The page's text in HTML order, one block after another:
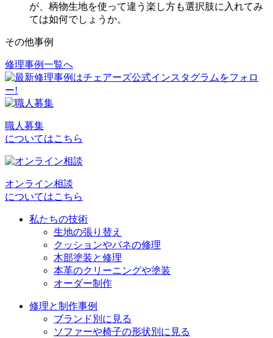
が、柄物生地を使って違う楽し方も選択肢に入れてみ
ては如何でしょうか。
その他事例
投
稿
ナ
ビ
ゲ
ー
シ
ョ
修理事例一覧へ
職人募集
についてはこちら
オンライン相談
についてはこちら
私たちの技術
生地の張り替え
クッションやバネの修理
木部塗装と修理
本革のクリーニングや塗装
オーダー制作
修理と制作事例
ブランド別に見る
ソファーや椅子の形状別に見る